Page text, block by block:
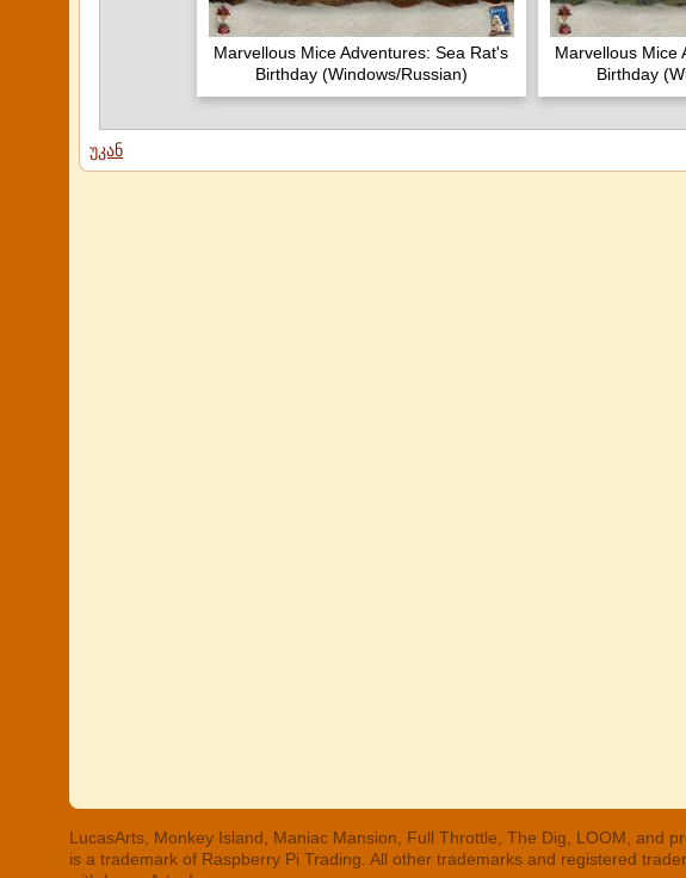
Marvellous Mice Adventures: Sea Rat's
Birthday (Windows/Russian)
Marvellous Mice
Birthday
უკან
LucasArts, Monkey Island, Maniac Mansion, Full Throttle, The Dig, LOOM, and
is a trademark of Raspberry Pi Trading. All other trademarks and registered